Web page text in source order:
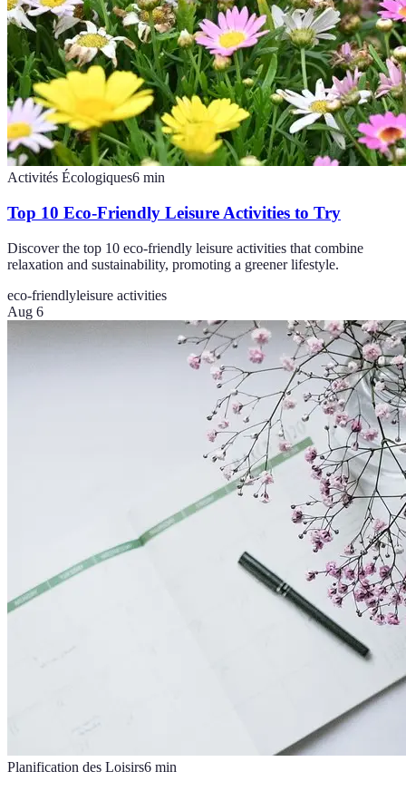
Activités Écologiques6 min
Top 10 Eco-Friendly Leisure Activities to Try
Discover the top 10 eco-friendly leisure activities that combine
relaxation and sustainability, promoting a greener lifestyle.
eco-friendlyleisure activities
Aug 6
Planification des Loisirs6 min